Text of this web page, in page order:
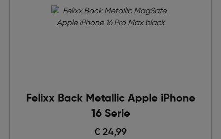
Felixx Back Metallic Apple iPhone
16 Serie
€ 24,99